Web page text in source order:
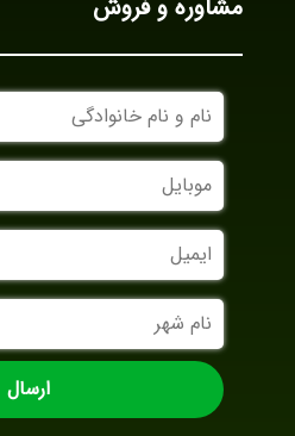
مشاوره و فروش
نام
و
نام
خانوادگی
موبایل
ایمیل
نام
شهر